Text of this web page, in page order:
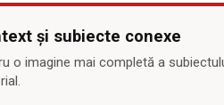
și subiecte conexe
o imagine mai completă a